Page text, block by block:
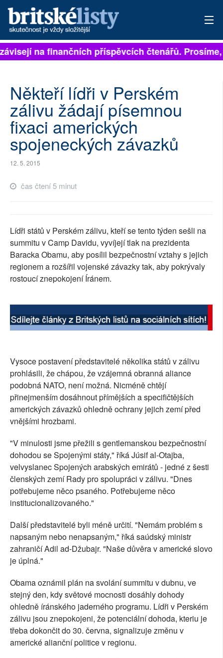
PŘIHLÁSIT
ARCHIV
ROZHOVORY
TÉMATA
NEJČTENĚJŠÍ ZA 7 DNÍ
AUTOŘI
SOCIÁLNÍ SÍTĚ
RUBRIKY
PLNÁ VERZE STRÁNEK
na finančních příspěvcích čtenářů. Prosíme,
Někteří lídři v Perském
zálivu žádají písemnou
fixaci amerických
spojeneckých závazků
12. 5. 2015
čas čtení 5 minut
Lídři států v Perském zálivu, kteří se tento týden sešli na
summitu v Camp Davidu, vyvíjejí tlak na prezidenta
Baracka Obamu, aby posílil bezpečnostní vztahy s jejich
regionem a rozšířil vojenské závazky tak, aby pokrývaly
rostoucí znepokojení Íránem.
Vysoce postavení představitelé několika států v zálivu
prohlásili, že chápou, že vzájemná obranná aliance
podobná NATO, není možná. Nicméně chtějí
přinejmenším dosáhnout přímějších a specifičtějších
amerických závazků ohledně ochrany jejich zemí před
vnějšími hrozbami.
"V minulosti jsme přežili s gentlemanskou bezpečnostní
dohodou se Spojenými státy," říká Júsif al-Otajba,
velvyslanec Spojených arabských emirátů - jedné z šesti
členských zemí Rady pro spolupráci v zálivu. "Dnes
potřebujeme něco psaného. Potřebujeme něco
institucionalizovaného."
Další představitelé byli méně určití. "Nemám problém s
napsaným nebo nenapsaným," říká saúdský ministr
zahraničí Adil ad-Džubajr. "Naše důvěra v americké slovo
je úplná."
Obama oznámil plán na svolání summitu v dubnu, ve
stejný den, kdy světové mocnosti dosáhly dohody
ohledně íránského jaderného programu. Lídři v Perském
zálivu jsou znepokojeni, že potenciální dohoda, kteriu je
třeba dokončit do 30. června, signalizuje změnu v
americké alianční politice v regionu.